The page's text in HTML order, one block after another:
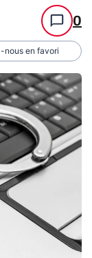
0
nous en favori